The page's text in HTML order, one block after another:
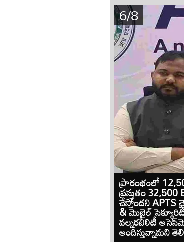
6/8
ప్రారంభంలో
ప్రస్తుతం
చేస్తోందని APTS
& మొబైల్
వల్నరబిలిటీ
అందిస్తున్నామని